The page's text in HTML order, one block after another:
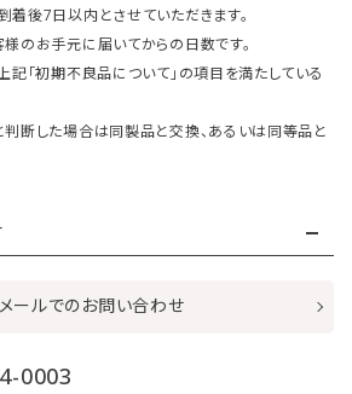
後7日以内とさせていただきます。
のお手元に届いてからの日数です。
「初期不良品について」の項目を満たしている
断した場合は同製品と交換、あるいは同等品と
メールでのお問い合わせ
0003